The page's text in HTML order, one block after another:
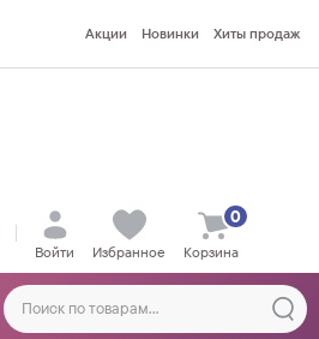
Акции Новинки Хиты продаж
Войти Избранное Корзина
0